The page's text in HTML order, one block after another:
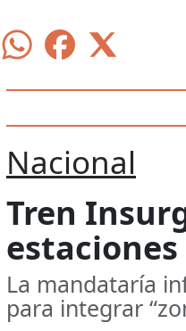
Nacional
Tren
La mandataría
para integrar